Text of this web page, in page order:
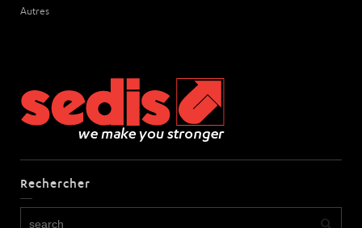
Autres
Rechercher